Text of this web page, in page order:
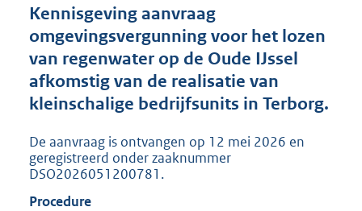
r
o
t
t
:
0
5
Kennisgeving aanvraag
omgevingsvergunning voor het lozen
van regenwater op de Oude IJssel
afkomstig van de realisatie van
kleinschalige bedrijfsunits in Terborg.
De aanvraag is ontvangen op 12 mei 2026 en
geregistreerd onder zaaknummer
DSO2026051200781.
Procedure